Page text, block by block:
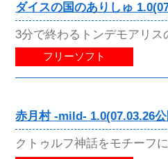
ダイスの国のありしゅ
3分で終わるトンデモアリス
フリーソフト
赤月村 -mild- 1.0(07.03.26
クトゥルフ神話をモチーフ